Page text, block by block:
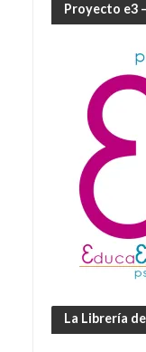
Proyecto e3
La Librería